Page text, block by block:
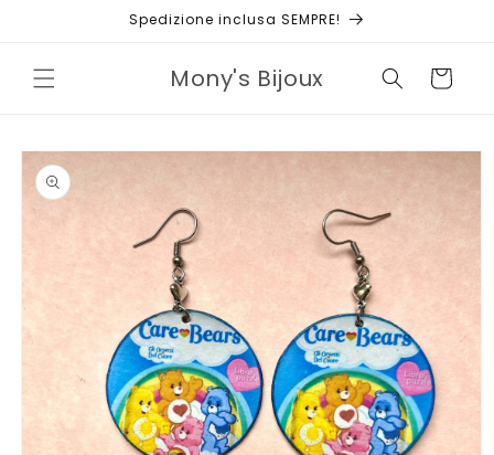
Spedizione inclusa SEMPRE!
Mony's Bijoux Carrello
Passa alle
informazioni
sul prodotto